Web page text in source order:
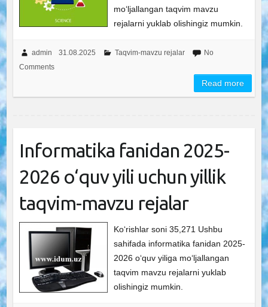
mo‘ljallangan taqvim mavzu
rejalarni yuklab olishingiz mumkin.
admin 31.08.2025 Taqvim-mavzu rejalar
No
Comments
Read more
Informatika fanidan 2025-
2026 o‘quv yili uchun yillik
taqvim-mavzu rejalar
Ko‘rishlar soni 35,271 Ushbu
sahifada informatika fanidan 2025-
2026 o‘quv yiliga mo‘ljallangan
taqvim mavzu rejalarni yuklab
olishingiz mumkin.